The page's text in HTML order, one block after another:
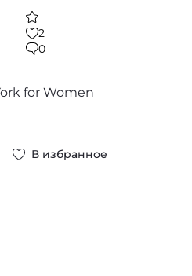
2
0
for Women
В избранное